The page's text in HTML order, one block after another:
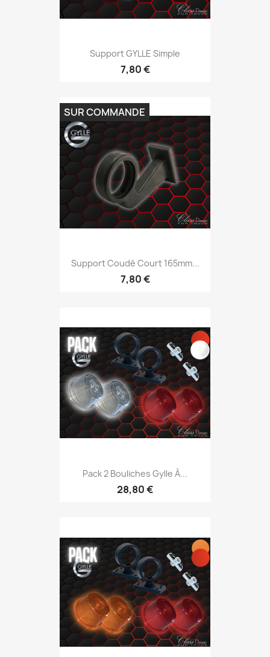
Support GYLLE Simple
7,80 €
Support Coudé Court 165mm...
7,80 €
SUR COMMANDE
Pack 2 Bouliches Gylle À...
28,80 €